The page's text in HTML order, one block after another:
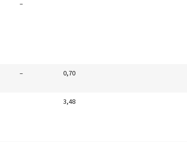
–
– 0,70
3,48